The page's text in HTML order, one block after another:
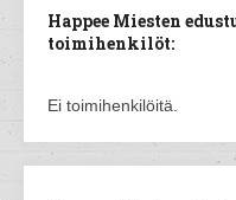
Happee Miesten
toimihenkilöt:
Ei toimihenkilöitä.